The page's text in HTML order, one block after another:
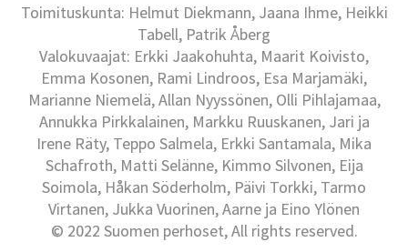
Toimituskunta: Helmut Diekmann, Jaana Ihme, Heikki
Tabell, Patrik Åberg
Valokuvaajat: Erkki Jaakohuhta, Maarit Koivisto,
Emma Kosonen, Rami Lindroos, Esa Marjamäki,
Marianne Niemelä, Allan Nyyssönen, Olli Pihlajamaa,
Annukka Pirkkalainen, Markku Ruuskanen, Jari ja
Irene Räty, Teppo Salmela, Erkki Santamala, Mika
Schafroth, Matti Selänne, Kimmo Silvonen, Eija
Soimola, Håkan Söderholm, Päivi Torkki, Tarmo
Virtanen, Jukka Vuorinen, Aarne ja Eino Ylönen
© 2022 Suomen perhoset, All rights reserved.